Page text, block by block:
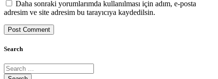
Daha sonraki yorumlarımda kullanılması için adım, e-posta
adresim ve site adresim bu tarayıcıya kaydedilsin.
Search